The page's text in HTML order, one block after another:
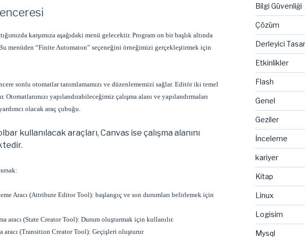
karşımıza aşağıdaki menü gelecektir. Program on bir başlık altında
Bu menüden “Finite Automaton” seçeneğini örneğimizi gerçekleştirmek için
sonlu otomatlar tanımlamamızı ve düzenlememizi sağlar. Editör iki temel
Otomatlarımızı yapılandırabileceğimiz çalışma alanı ve yapılandırmaları
olacak araç çubuğu.
kullanılacak araçları, Canvas ise çalışma alanını
Aracı (Attribute Editor Tool): başlangıç ve son durumları belirlemek için
aracı (State Creator Tool): Durum oluşturmak için kullanılır.
aracı (Transition Creator Tool): Geçişleri oluşturur
Bilgi Güvenliği
Çözüm
Derleyici
Etkinlikler
Flash
Genel
Geziler
İnceleme
kariyer
Kitap
Linux
Logisim
Mysql